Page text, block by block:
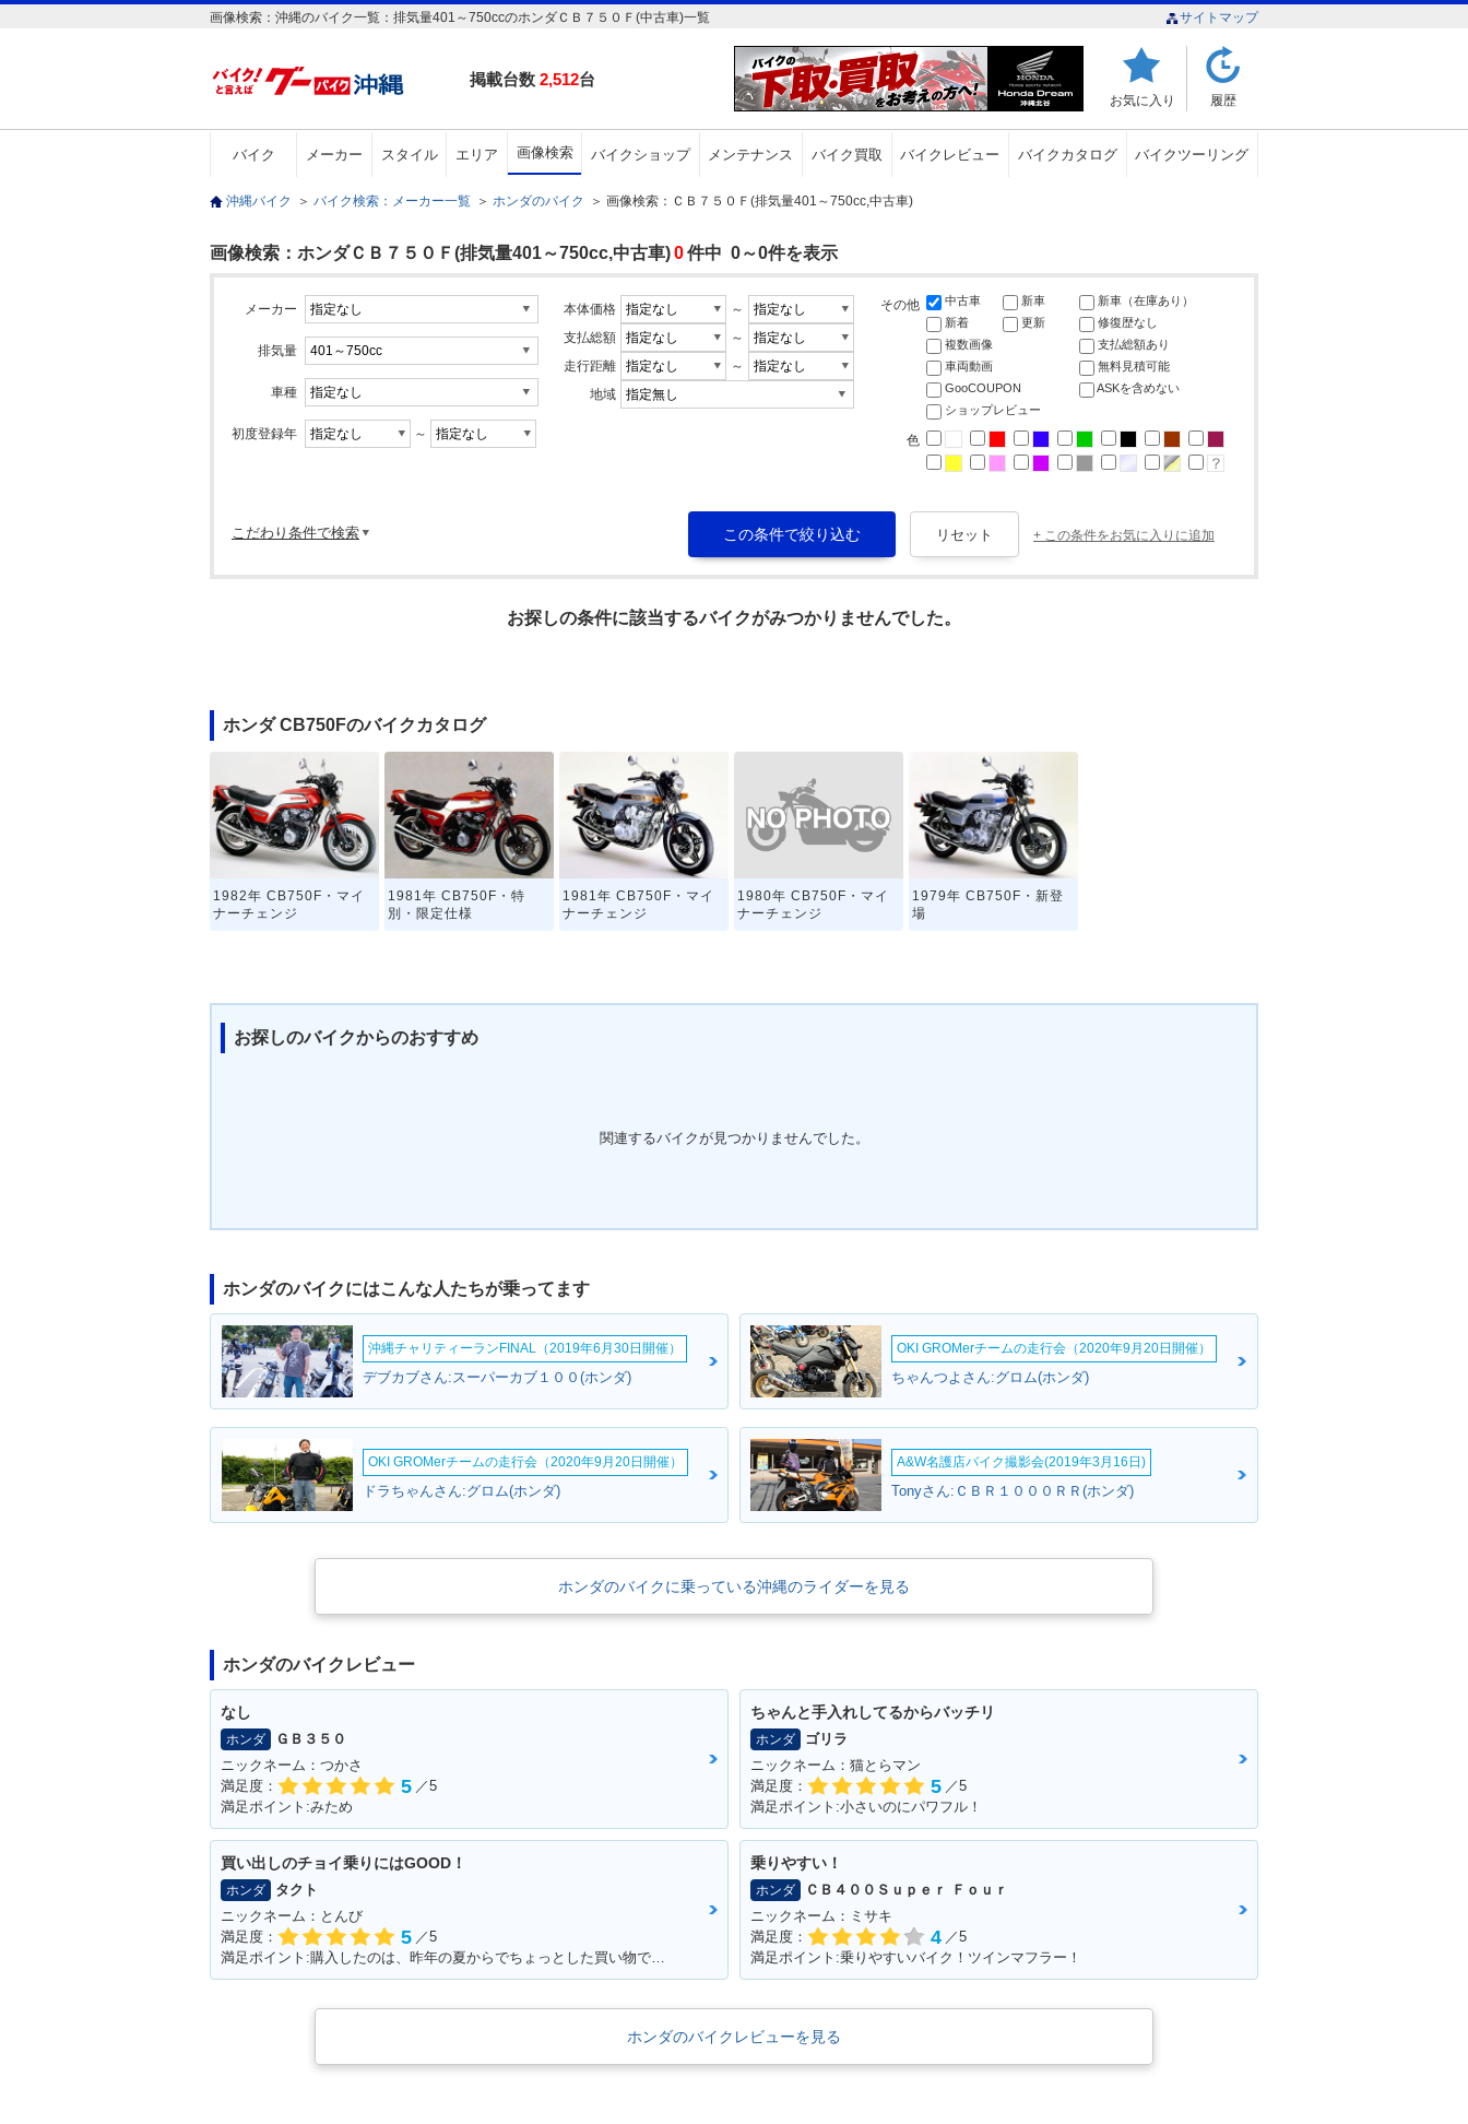
画像検索：沖縄のバイク一覧：排気量401～750ccのホンダＣＢ７５０Ｆ(中古車)一覧 サイトマップ
掲載台数 2,512台
お気に入り 履歴
バイク メーカー スタイル エリア 画像検索 バイクショップ メンテナンス バイク買取 バイクレビュー バイクカタログ バイクツーリング
沖縄バイク ＞ バイク検索：メーカー一覧 ＞ ホンダのバイク ＞ 画像検索：ＣＢ７５０Ｆ(排気量401～750cc,中古車)
画像検索：ホンダＣＢ７５０Ｆ(排気量401～750cc,中古車)0件中 0～0件を表示
メーカー
排気量
車種
初度登録年 ～
本体価格
～
支払総額
～
走行距離
～
地域
その他 中古車 新車
新車（在庫あり）
新着
更新
修復歴なし
複数画像
支払総額あり
車両動画
無料見積可能
GooCOUPON
ASKを含めない
ショップレビュー
色
こだわり条件で検索 + この条件をお気に入りに追加
お探しの条件に該当するバイクがみつかりませんでした。
ホンダ CB750Fのバイクカタログ
1982年 CB750F・マイ
ナーチェンジ
1981年 CB750F・特
別・限定仕様
1981年 CB750F・マイ
ナーチェンジ
1980年 CB750F・マイ
ナーチェンジ
1979年 CB750F・新登
場
お探しのバイクからのおすすめ
関連するバイクが見つかりませんでした。
ホンダのバイクにはこんな人たちが乗ってます
沖縄チャリティーランFINAL（2019年6月30日開催）
デブカブさん:スーパーカブ１００(ホンダ)
OKI GROMerチームの走行会（2020年9月20日開催）
ちゃんつよさん:グロム(ホンダ)
OKI GROMerチームの走行会（2020年9月20日開催）
ドラちゃんさん:グロム(ホンダ)
A&W名護店バイク撮影会(2019年3月16日)
Tonyさん:ＣＢＲ１０００ＲＲ(ホンダ)
ホンダのバイクに乗っている沖縄のライダーを見る
ホンダのバイクレビュー
なし
ホンダ
ＧＢ３５０
ニックネーム：つかさ
満足度：
5 ／5
満足ポイント:みため
ちゃんと手入れしてるからバッチリ
ホンダ
ゴリラ
ニックネーム：猫とらマン
満足度：
5 ／5
満足ポイント:小さいのにパワフル！
買い出しのチョイ乗りにはGOOD！
ホンダ
タクト
ニックネーム：とんび
満足度：
5 ／5
満足ポイント:購入したのは、昨年の夏からでちょっとした買い物で出かけるときにとても重宝しております。 手荷物も予想以上に運べるし、入り組んだ道が多い沖縄では小回りが利くのでお勧めです。
乗りやすい！
ホンダ
ＣＢ４００Ｓｕｐｅｒ Ｆｏｕｒ
ニックネーム：ミサキ
満足度：
4 ／5
満足ポイント:乗りやすいバイク！ツインマフラー！
ホンダのバイクレビューを見る